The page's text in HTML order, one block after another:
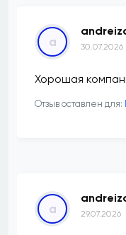
a 30.07.2026
Хорошая
Отзыв оставлен для:
a 29.07.2026